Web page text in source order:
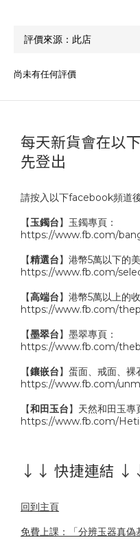
尚未有任何評價
每天新貨會在以
先登出
請按入以下facebook頻道
【玉鐲台】玉鐲專頁：
https://www.fb.com/
【精選台】港幣5萬以下的
https://www.fb.com/
【高端台】港幣5萬以上的
https://www.fb.com/
【墨翠台】墨翠專頁：
https://www.fb.com/
【鑲嵌台】蛋面、戒面、裸
https://www.fb.com/
【和田玉台】天然和田玉專
https://www.fb.com/
↓↓ 快捷連結
回到主頁
免費上課：「分辨玉器真偽